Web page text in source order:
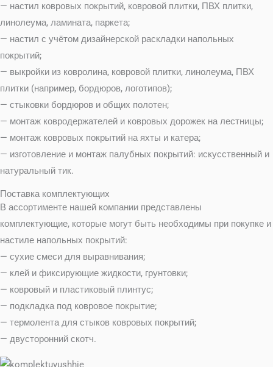
— настил ковровых покрытий, ковровой плитки, ПВХ плитки,
линолеума, ламината, паркета;
— настил с учётом дизайнерской раскладки напольных
покрытий;
— выкройки из ковролина, ковровой плитки, линолеума, ПВХ
плитки (например, бордюров, логотипов);
— стыковки бордюров и общих полотен;
— монтаж ковродержателей и ковровых дорожек на лестницы;
— монтаж ковровых покрытий на яхты и катера;
— изготовление и монтаж палубных покрытий: искусственный и
натуральный тик.
Поставка комплектующих
В ассортименте нашей компании представлены
комплектующие, которые могут быть необходимы при покупке и
настиле напольных покрытий:
— сухие смеси для выравнивания;
— клей и фиксирующие жидкости, грунтовки;
— ковровый и пластиковый плинтус;
— подкладка под ковровое покрытие;
— термолента для стыков ковровых покрытий;
— двусторонний скотч.